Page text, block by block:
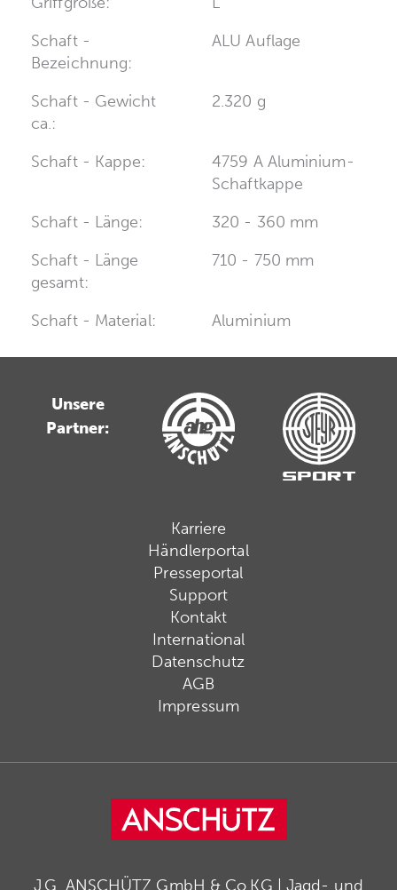
Schaft -
Bezeichnung:
ALU Auflage
Schaft - Gewicht
ca.:
2.320 g
Schaft - Kappe:
4759 A Aluminium-
Schaftkappe
Schaft - Länge:
320 - 360 mm
Schaft - Länge
gesamt:
710 - 750 mm
Schaft - Material: Aluminium
Unsere
Partner:
Karriere
Händlerportal
Presseportal
Support
Kontakt
International
Datenschutz
AGB
Impressum
J.G. ANSCHÜTZ GmbH & Co.KG | Jagd- und